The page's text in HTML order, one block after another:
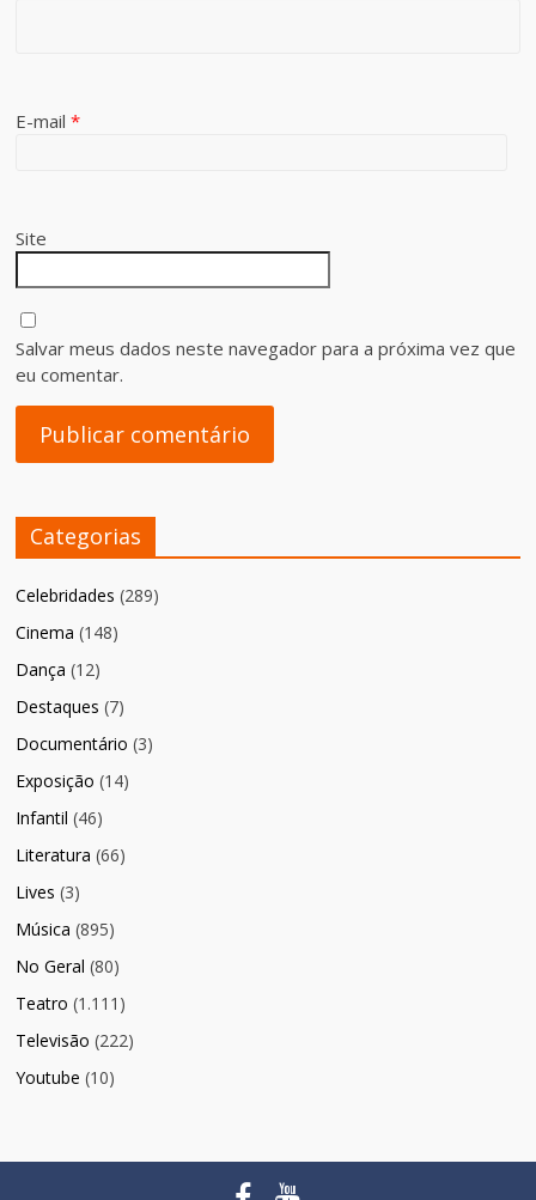
E-mail*
Site
Salvar meus dados neste navegador para a próxima vez que
eu comentar.
Categorias
Celebridades (289)
Cinema (148)
Dança (12)
Destaques (7)
Documentário (3)
Exposição (14)
Infantil (46)
Literatura (66)
Lives (3)
Música (895)
No Geral (80)
Teatro (1.111)
Televisão (222)
Youtube (10)